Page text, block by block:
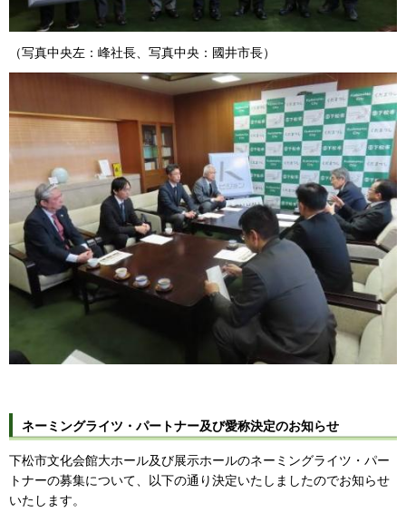
（写真中央左：峰社長、写真中央：國井市長）
ネーミングライツ・パートナー及び愛称決定のお知らせ
下松市文化会館大ホール及び展示ホールのネーミングライツ・パー
トナーの募集について、以下の通り決定いたしましたのでお知らせ
いたします。